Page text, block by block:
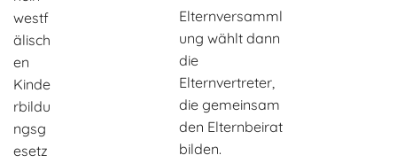
westf
älisch
en
Kinde
rbildu
ngsg
esetz
Elternversamml
ung wählt dann
die
Elternvertreter,
die gemeinsam
den Elternbeirat
bilden.